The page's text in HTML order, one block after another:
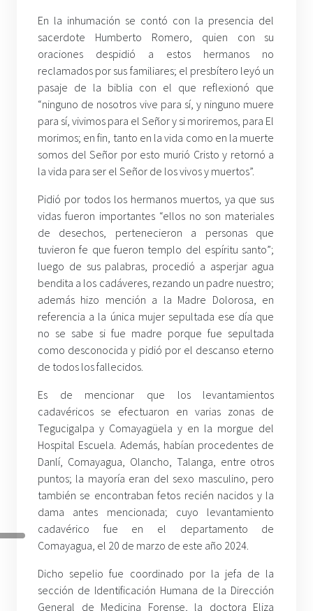
En la inhumación se contó con la presencia del
sacerdote Humberto Romero, quien con su
oraciones despidió a estos hermanos no
reclamados por sus familiares; el presbítero leyó un
pasaje de la biblia con el que reflexionó que
“ninguno de nosotros vive para sí, y ninguno muere
para sí, vivimos para el Señor y si moriremos, para El
morimos; en fin, tanto en la vida como en la muerte
somos del Señor por esto murió Cristo y retornó a
la vida para ser el Señor de los vivos y muertos”.
Pidió por todos los hermanos muertos, ya que sus
vidas fueron importantes “ellos no son materiales
de desechos, pertenecieron a personas que
tuvieron fe que fueron templo del espíritu santo”;
luego de sus palabras, procedió a asperjar agua
bendita a los cadáveres, rezando un padre nuestro;
además hizo mención a la Madre Dolorosa, en
referencia a la única mujer sepultada ese día que
no se sabe si fue madre porque fue sepultada
como desconocida y pidió por el descanso eterno
de todos los fallecidos.
Es de mencionar que los levantamientos
cadavéricos se efectuaron en varias zonas de
Tegucigalpa y Comayagüela y en la morgue del
Hospital Escuela. Además, habían procedentes de
Danlí, Comayagua, Olancho, Talanga, entre otros
puntos; la mayoría eran del sexo masculino, pero
también se encontraban fetos recién nacidos y la
dama antes mencionada; cuyo levantamiento
cadavérico fue en el departamento de
Comayagua, el 20 de marzo de este año 2024.
Dicho sepelio fue coordinado por la jefa de la
sección de Identificación Humana de la Dirección
General de Medicina Forense, la doctora Eliza